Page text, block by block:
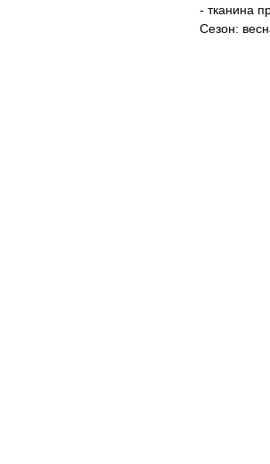
- тканина
Сезон: